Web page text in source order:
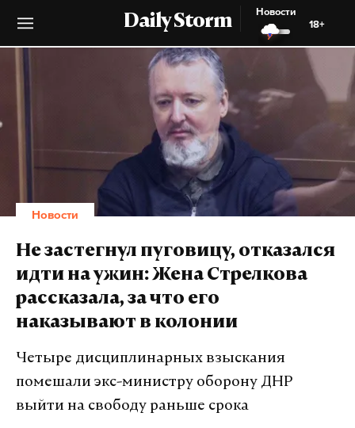
Daily Storm
Новости
18+
Новости
Не застегнул пуговицу, отказался
идти на ужин: Жена Стрелкова
рассказала, за что его
наказывают в колонии
Четыре дисциплинарных взыскания
помешали экс-министру оборону ДНР
выйти на свободу раньше срока